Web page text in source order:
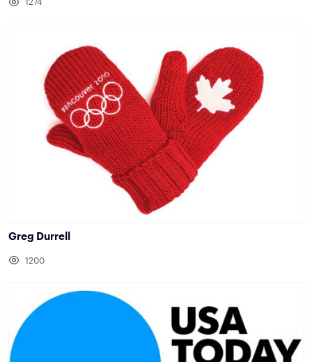
1274
Greg Durrell
1200